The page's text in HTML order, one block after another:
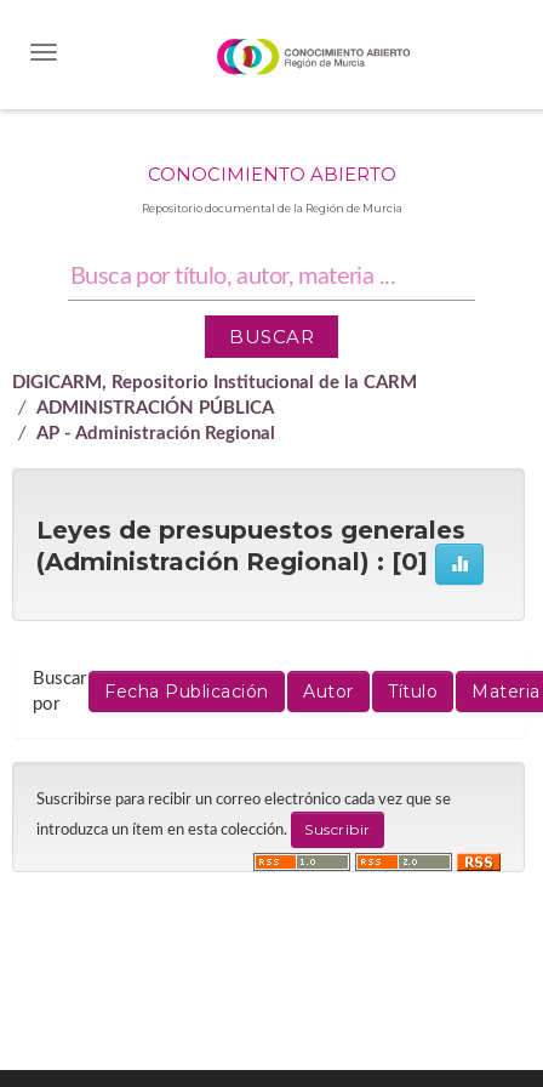
CONOCIMIENTO ABIERTO
Repositorio documental de la Región de Murcia
DIGICARM, Repositorio Institucional de la CARM
ADMINISTRACIÓN PÚBLICA
AP - Administración Regional
Leyes de presupuestos generales
(Administración Regional) : [0]
Buscar
por
Suscribirse para recibir un correo electrónico cada vez que se
introduzca un ítem en esta colección.